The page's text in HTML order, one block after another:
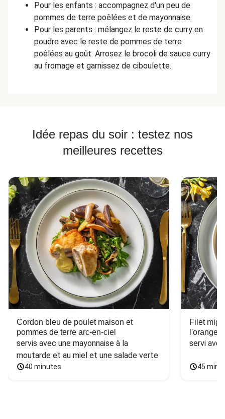
Pour les enfants : accompagnez d'un peu de
pommes de terre poêlées et de mayonnaise.
Pour les parents : mélangez le reste de curry en
poudre avec le reste de pommes de terre
poêlées au goût. Arrosez le brocoli de sauce curry
au fromage et garnissez de ciboulette.
Idée repas du soir : testez nos
meilleures recettes
Cordon bleu de poulet maison et
pommes de terre arc-en-ciel
servis avec une mayonnaise à la
moutarde et au miel et une salade verte
40 minutes
Filet
l'orange
servi
45